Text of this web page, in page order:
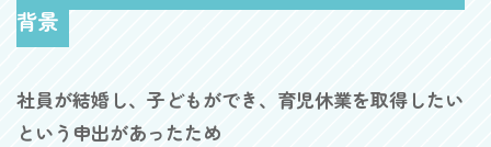
背景
社員が結婚し、子どもができ、育児休業を取得したい
という申出があったため